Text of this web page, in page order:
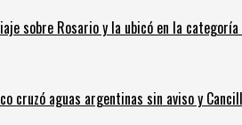
sobre Rosario y la ubicó en la
cruzó aguas argentinas sin aviso y